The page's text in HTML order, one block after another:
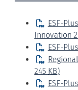
ESF-
Innovation
ESF-
245 KB)
ESF-